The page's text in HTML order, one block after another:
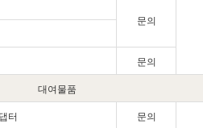
문의
문의
대여물품
터 문의